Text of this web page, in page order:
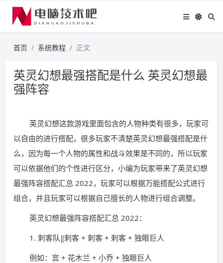
首页 系统教程 正文
英灵幻想最强搭配是什么 英灵幻想最
强阵容
英灵幻想这款游戏里面包含的人物种类有很多，玩家可
以自由的进行搭配，很多玩家不清楚英灵幻想最强搭配是什
么，因为每一个人物的属性和战斗效果是不同的，所以玩家
可以依据他们的个性进行区分，小编为玩家带来了英灵幻想
最强阵容搭配汇总 2022，玩家可以根据万能搭配公式进行
组合，并且玩家可以根据自己擅长的人物进行组合调整。
英灵幻想最强阵容搭配汇总 2022：
1. 刺客队‖刺客 + 刺客 + 刺客 + 独眼巨人
例如：宫 + 花木兰 + 小乔 + 独眼巨人